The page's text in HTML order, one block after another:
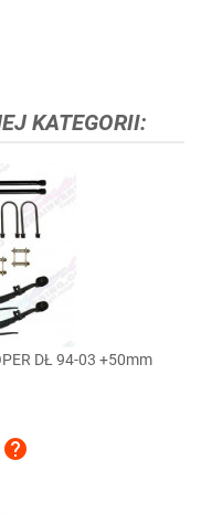
KATEGORII:
DŁ 94-03 +50mm
